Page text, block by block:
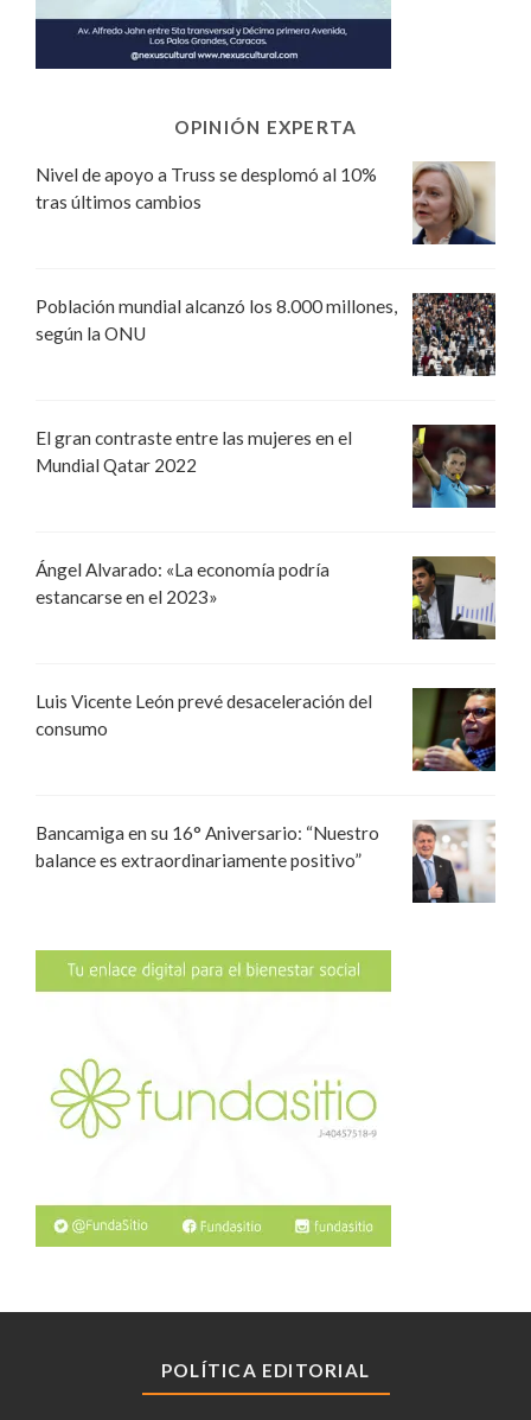
OPINIÓN EXPERTA
Nivel de apoyo a Truss se desplomó al 10%
tras últimos cambios
Población mundial alcanzó los 8.000 millones,
según la ONU
El gran contraste entre las mujeres en el
Mundial Qatar 2022
Ángel Alvarado: «La economía podría
estancarse en el 2023»
Luis Vicente León prevé desaceleración del
consumo
Bancamiga en su 16° Aniversario: “Nuestro
balance es extraordinariamente positivo”
POLÍTICA EDITORIAL